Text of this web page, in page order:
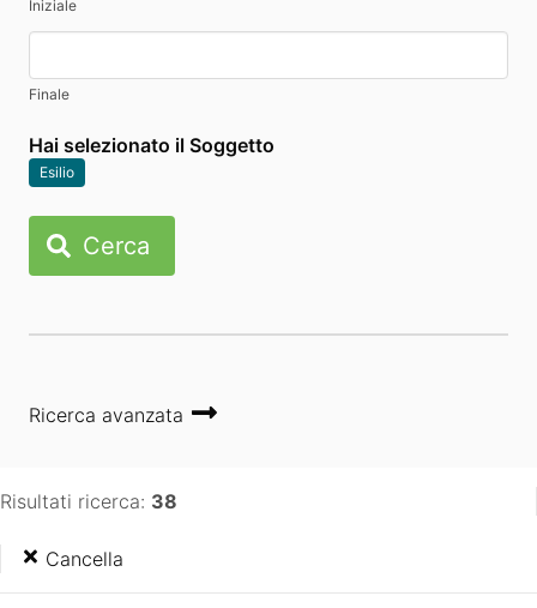
Iniziale
Finale
Hai selezionato il Soggetto
Esilio
Cerca
Ricerca avanzata
Risultati ricerca: 38
Cancella